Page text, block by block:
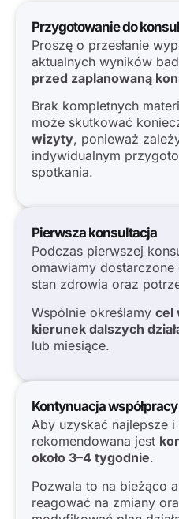
Przygotowanie do
Proszę o przesłanie
aktualnych wyników
przed zaplanowaną
Brak kompletnych
może skutkować
wizyty, ponieważ
indywidualnym
spotkania.
Pierwsza konsultacja
Podczas pierwszej
omawiamy
stan zdrowia oraz
Wspólnie określamy cel
kierunek dalszych
lub miesiące.
Kontynuacja współpracy
Aby uzyskać najlepsze i
rekomendowana jest
około 3–4 tygodnie.
Pozwala to na bieżąco
reagować na zmiany